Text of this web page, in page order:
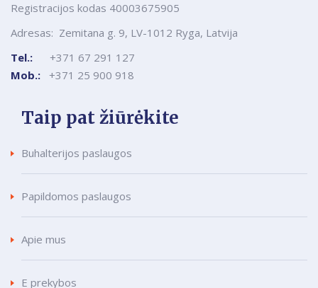
Registracijos kodas 40003675905
Adresas: Zemitana g. 9, LV-1012 Ryga, Latvija
Tel.: +371 67 291 127
Mob.: +371 25 900 918
Taip pat žiūrėkite
Buhalterijos paslaugos
Papildomos paslaugos
Apie mus
E prekybos